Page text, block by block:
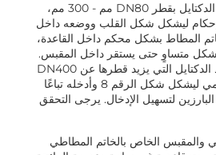
3. بالنسبة لمواسير الحديد الدكتايل بقطر DN80 مم - 300 مم،
ليشكل شكل القلب ووضعه داخل
المطاط بشكل محكم داخل القاعدة،
متساوٍ حتى يستقر داخل المقبس.
أما بالنسبة لمواسير الحديد الدكتايل التي يزيد قطرها عن DN400
مم، قم بثني الخاتم الإحكامي ليشكل شكل الرقم 8 وأدخله تباعًا
لتسهيل الإدخال. يرجى التحقق
والمقبس الخاص بالخاتم المطاطي